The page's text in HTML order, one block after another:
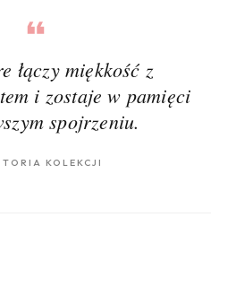
łączy miękkość z
i zostaje w pamięci
spojrzeniu.
KOLEKCJI